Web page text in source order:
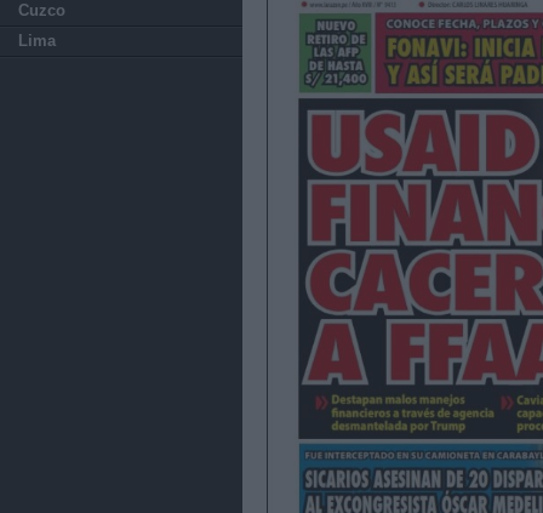
Cuzco
Lima